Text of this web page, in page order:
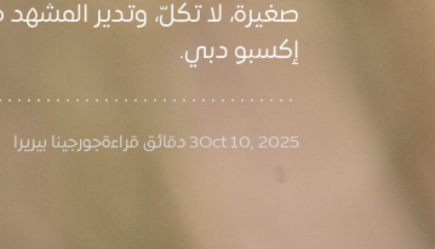
صغيرة، لا تكلّ، وتدير
إكسبو دبي.
Oct 10, 20253 دقائق قراءة جورجينا بيريرا